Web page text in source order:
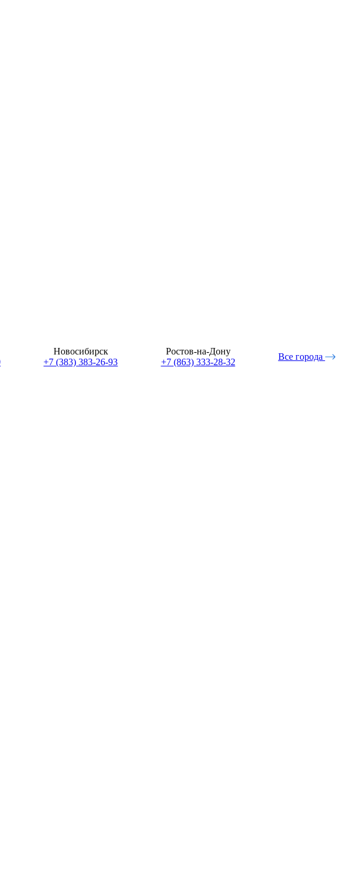
Новосибирск
+7 (383) 383-26-93
Ростов-на-Дону
+7 (863) 333-28-32
Все города